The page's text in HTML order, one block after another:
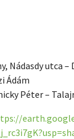
Nádasdy utca
Ádám
Péter –